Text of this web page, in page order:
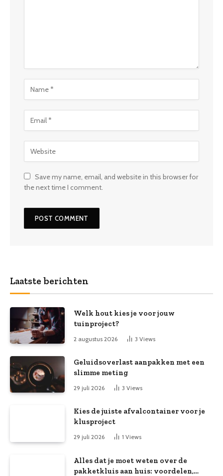
Save my name, email, and website in this browser for
the next time I comment.
Laatste berichten
Welk hout kies je voor jouw
tuinproject?
2 augustus 2026 3 Views
Geluidsoverlast aanpakken met een
slimme meting
29 juli 2026 3 Views
Kies de juiste afvalcontainer voor je
klusproject
29 juli 2026 1 Views
Alles dat je moet weten over de
pakketkluis aan huis: voordelen,